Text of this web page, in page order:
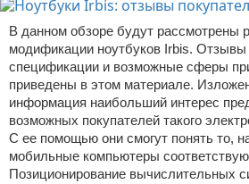
В данном обзоре будут рассмотрены
модификации ноутбуков Irbis. Отзывы
спецификации и возможные сферы
приведены в этом материале.
информация наибольший интерес
возможных покупателей такого
С ее помощью они смогут понять то,
мобильные компьютеры
Позиционирование вычислительных